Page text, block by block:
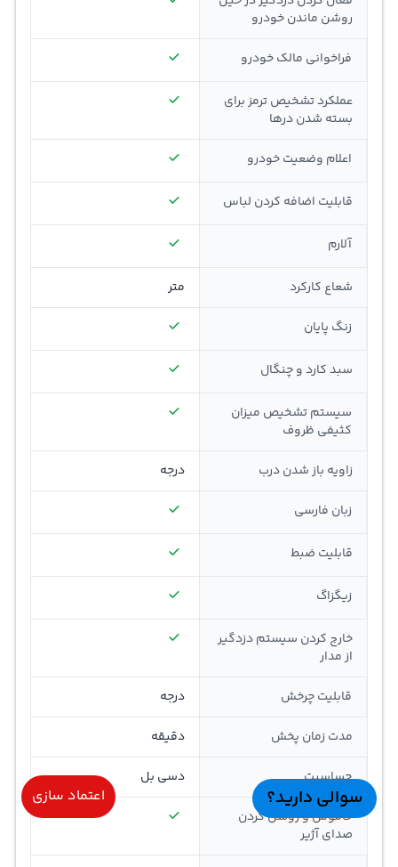
روشن ماندن خودرو
فراخوانی مالک خودرو
عملکرد تشخیص ترمز برای
بسته شدن درها
اعلام وضعیت خودرو
قابلیت اضافه کردن لباس
آلارم
شعاع کارکرد متر
زنگ پایان
سبد کارد و چنگال
سیستم تشخیص میزان
کثیفی ظروف
زاویه باز شدن درب درجه
زبان فارسی
قابلیت ضبط
زیگزاگ
خارج کردن سیستم دزدگیر
از مدار
قابلیت چرخش درجه
مدت زمان پخش دقیقه
حسا‌سیت دسی بل
خاموش و روشن کردن
صدای آژیر
سوالی دارید؟ اعتماد سازی